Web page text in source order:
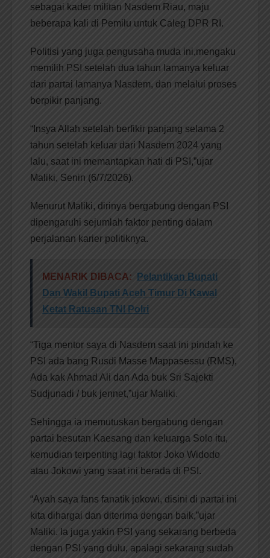
sebagai kader militan Nasdem Riau, maju
beberapa kali di Pemilu untuk Caleg DPR RI.
Politisi yang juga pengusaha muda ini,mengaku
memilih PSI setelah dua tahun lamanya keluar
dari partai lamanya Nasdem, dan melalui proses
berpikir panjang.
“Insya Allah setelah berfikir panjang selama 2
tahun setelah keluar dari Nasdem 2024 yang
lalu, saat ini memantapkan hati di PSI,”ujar
Maliki, Senin (6/7/2026).
Menurut Maliki, dirinya bergabung dengan PSI
dipengaruhi sejumlah faktor penting dalam
perjalanan karier politiknya.
MENARIK DIBACA:
Pelantikan Bupati
Dan Wakil Bupati Aceh Timur Di Kawal
Ketat Ratusan TNI Polri
“Tiga mentor saya di Nasdem saat ini pindah ke
PSI ada bang Rusdi Masse Mappasessu (RMS),
Ada kak Ahmad Ali dan Ada buk Sri Sajekti
Sudjunadi / buk jennet,”ujar Maliki.
Sehingga ia memutuskan bergabung dengan
partai besutan Kaesang dan keluarga Solo itu,
kemudian terpenting lagi faktor Joko Widodo
atau Jokowi yang saat ini berada di PSI.
“Ayah saya fans fanatik jokowi, disini di partai ini
kita dihargai dan diterima dengan baik,”ujar
Maliki. Ia juga yakin PSI yang sekarang berbeda
dengan PSI yang dulu, apalagi sekarang sudah